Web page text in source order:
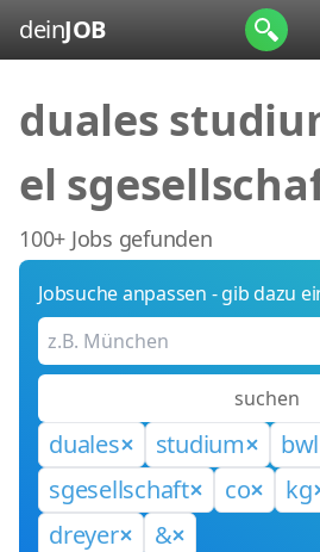
deinJOB
duales
el
mazonen
100+ Jobs gefunden
Jobsuche anpassen - gib dazu
suchen
duales studium bwl
sgesellschaft
co kg
dreyer
&